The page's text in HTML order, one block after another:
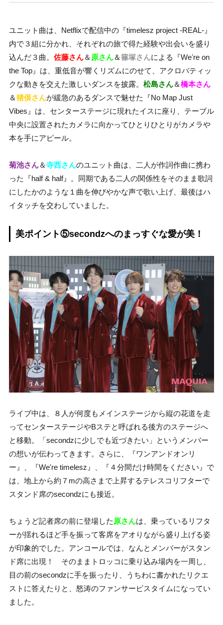
ユニット曲は、Netflixで配信中の『timelesz project -REAL-』
内で３組に分かれ、それぞれの旅で得た経験や出会いを盛り
込んだ３曲。 佐藤さん＆ 原さん＆篠塚さんによる『Weʼre on
the Top』は、重低音が響くリズムにのせて、アクロバティッ
クな動きを交えた激しいダンスを披露。 松島さん＆橋本さん
＆猪俣さんが緩急のあるダンスで魅せた『No Map Just
Vibes』は、センターステージに現れたイスに座り、テーブル
中央に設置されたカメラに向かってひとりひとりがカメラや
本を手にアピール。
菊池さん＆寺西さんのユニット曲は、二人が作詞作曲に携わ
った『half & half』。同期である二人の関係性をそのまま歌詞
にしたかのような１曲を伸びやかな声で歌い上げ、最後はハ
イタッチを交わしていました。
美ポイント⑤secondzへのまっすぐな愛が美！
ライブ中は、８人が何度もメインステージから縦の花道を走
ってセンターステージやBステと呼ばれる後方のステージへ
と移動。「secondzに少しでも近づきたい」というメンバー
の想いが伝わってきます。さらに、『ワンアンドオンリ
ー』、『We're timelesz』、『４分間だけ時間をください』で
は、地上から約７mの高さまで上昇するテレスコリフターで
スタンド席のsecondzにも接近。
ちょうど記者席の前に登場した 原さんは、乗っているリフタ
ーが揺れるほど手を振って客席をアオりながら盛り上げる姿
が印象的でした。アンコールでは、なんとメンバーがスタン
ド席に出現！ そのままトロッコに乗り込み場内を一周し、
目の前のsecondzに手を振ったり、うちわに書かれたリクエ
ストに答えたりと、怒涛のファンサービスタイムになってい
ました。